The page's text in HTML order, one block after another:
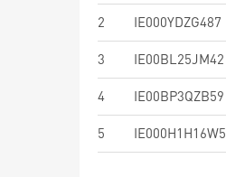
2 IE000YDZG487
3 IE00BL25JM42
4 IE00BP3QZB59
5 IE000H1H16W5